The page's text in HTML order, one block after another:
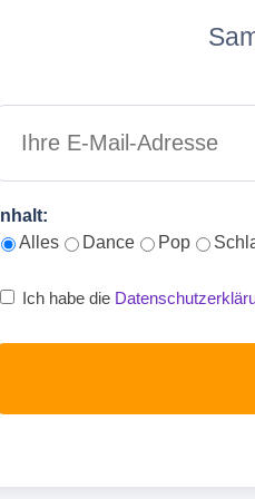
Inhalt:
Alles
Dance Pop
Ich habe die